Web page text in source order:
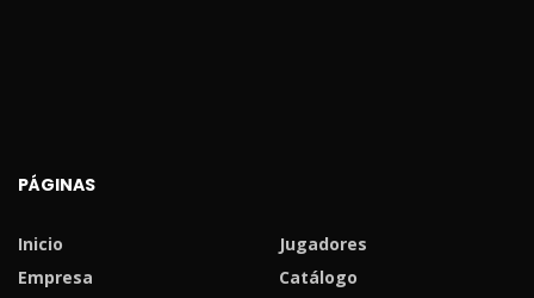
PÁGINAS
Inicio
Jugadores
Empresa
Catálogo